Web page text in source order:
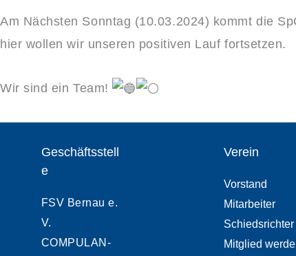
Am Nächsten Sonntag (10.03.2024) kommt die
hier wollen wir unseren positiven Lauf fortsetzen.
Wir sind ein Team!
Geschäftsstell
e
FSV Bernau e.
V.
COMPULAN-
Verein
Vorstand
Mitarbeiter
Schiedsrichter
Mitglied